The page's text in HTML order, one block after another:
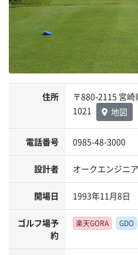
住所
〒880-2115 宮
1021
地図
電話番号 0985-48-3000
設計者 オークエンジニ
開場日 1993年11月8日
ゴルフ場予
約
楽天GORA GDO